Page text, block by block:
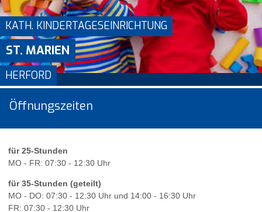
KATH. KINDERTAGESEINRICHTUNG
ST. MARIEN
HERFORD
Öffnungszeiten
für 25-Stunden
MO - FR: 07:30 - 12:30 Uhr
für 35-Stunden (geteilt)
MO - DO: 07:30 - 12:30 Uhr und 14:00 - 16:30 Uhr
FR: 07:30 - 12:30 Uhr